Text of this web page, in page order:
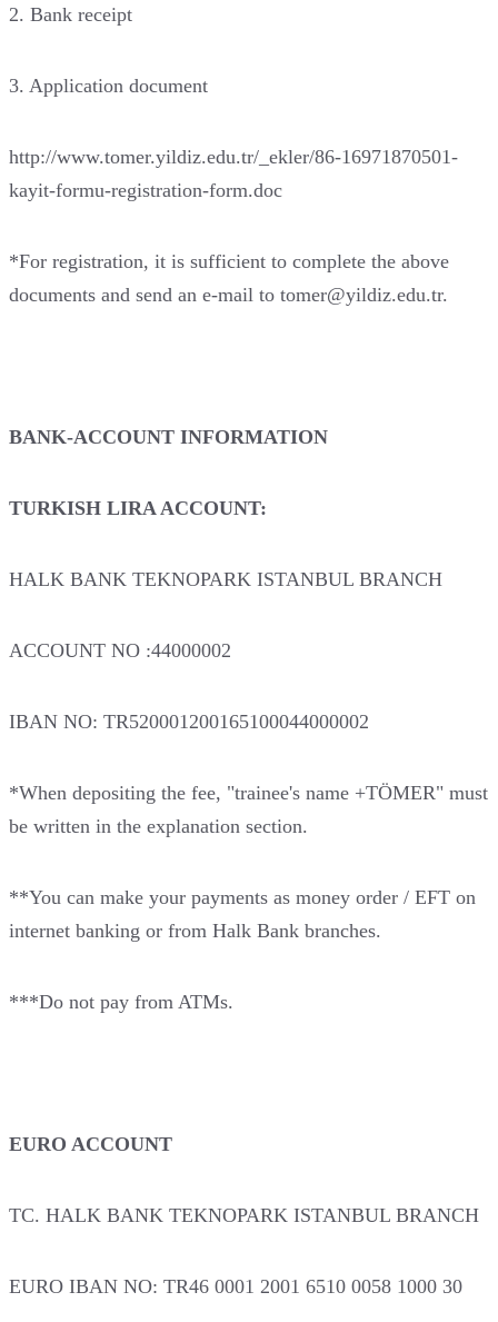
2. Bank receipt
3. Application document
http://www.tomer.yildiz.edu.tr/_ekler/86-16971870501-
kayit-formu-registration-form.doc
*For registration, it is sufficient to complete the above
documents and send an e-mail to tomer@yildiz.edu.tr.
BANK-ACCOUNT INFORMATION
TURKISH LIRA ACCOUNT:
HALK BANK TEKNOPARK ISTANBUL BRANCH
ACCOUNT NO :44000002
IBAN NO: TR520001200165100044000002
*When depositing the fee, "trainee's name +TÖMER" must
be written in the explanation section.
**You can make your payments as money order / EFT on
internet banking or from Halk Bank branches.
***Do not pay from ATMs.
EURO ACCOUNT
TC. HALK BANK TEKNOPARK ISTANBUL BRANCH
EURO IBAN NO: TR46 0001 2001 6510 0058 1000 30